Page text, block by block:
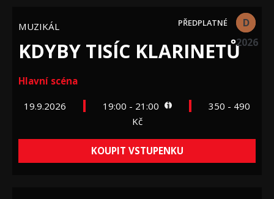
MUZIKÁL
KDYBY TISÍC KLARINETŮ
Hlavní scéna
D
2026
19.9.2026 19:00 - 21:00
350 - 490
Kč
KOUPIT VSTUPENKU